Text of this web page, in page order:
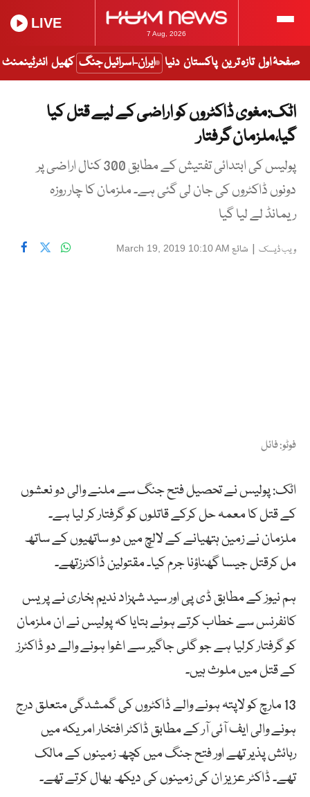
7 Aug, 2026
LIVE
صفحۂ اول تازہ ترین پاکستان دنیا ایران-اسرائیل جنگ کھیل انٹرٹینمنٹ
اٹک:مغوی ڈاکٹروں کو اراضی کے لیے قتل کیا
گیا،ملزمان گرفتار
پولیس کی ابتدائی تفتیش کے مطابق 300 کنال اراضی پر
دونوں ڈاکٹروں کی جان لی گئی ہے۔ ملزمان کا چار روزہ
ریمانڈ لے لیا گیا
ویب ڈیسک | شائع March 19, 2019 10:10 AM
فوٹو: فائل
اٹک: پولیس نے تحصیل فتح جنگ سے ملنے والی دو نعشوں
کے قتل کا معمہ حل کرکے قاتلوں کو گرفتار کر لیا ہے۔
ملزمان نے زمین ہتھیانے کے لالچ میں دو ساتھیوں کے ساتھ
مل کرقتل جیسا گھناؤنا جرم کیا۔ مقتولین ڈاکٹرزتھے۔
ہم نیوز کے مطابق ڈی پی اور سید شہزاد ندیم بخاری نے پریس
کانفرنس سے خطاب کرتے ہوئے بتایا کہ پولیس نے ان ملزمان
کو گرفتار کرلیا ہے جو گلی جاگیر سے اغوا ہونے والے دو ڈاکٹرز
کے قتل میں ملوث ہیں۔
13 مارچ کو لاپتہ ہونے والے ڈاکٹروں کی گمشدگی متعلق درج
ہونے والی ایف آئی آر کے مطابق ڈاکٹر افتخار امریکہ میں
رہائش پذیر تھے اور فتح جنگ میں کچھ زمینوں کے مالک
تھے۔ ڈاکٹر عزیز ان کی زمینوں کی دیکھ بھال کرتے تھے۔